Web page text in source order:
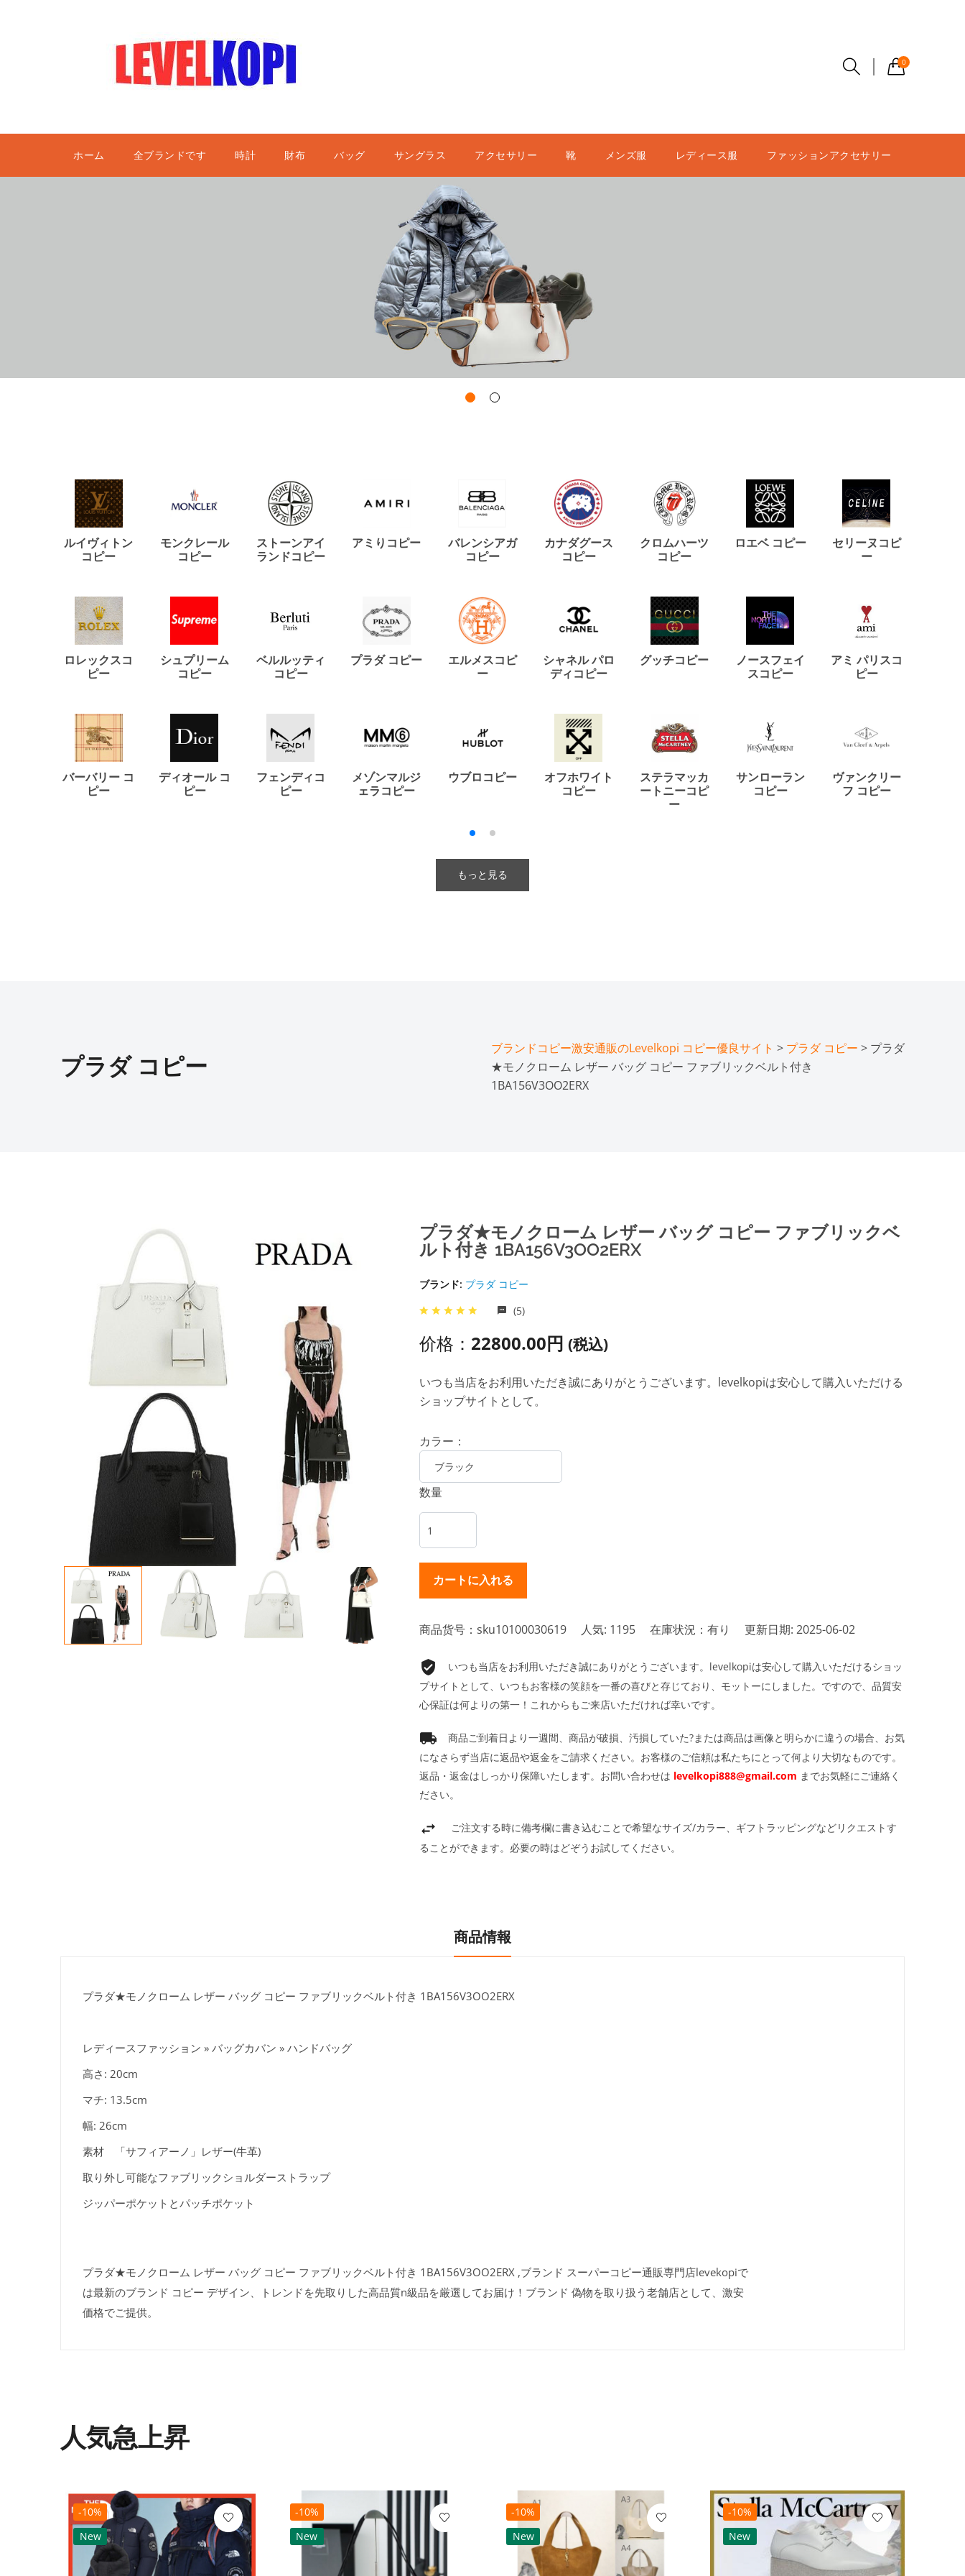
0
ホーム 全ブランドです 時計 財布 バッグ サングラス アクセサリー 靴 メンズ服 レディース服 ファッションアクセサリー
ルイヴィトン
コピー
モンクレール
コピー
ストーンアイ
ランドコピー
アミりコピー
バレンシアガ
コピー
カナダグース
コピー
クロムハーツ
コピー
ロエベ コピー
セリーヌコピ
ー
ロレックスコ
ピー
シュプリーム
コピー
ベルルッティ
コピー
プラダ コピー
エルメスコピ
ー
シャネル パロ
ディコピー
グッチコピー
ノースフェイ
スコピー
アミ パリスコ
ピー
バーバリー コ
ピー
ディオール コ
ピー
フェンディコ
ピー
メゾンマルジ
ェラコピー
ウブロコピー
オフホワイト
コピー
ステラマッカ
ートニーコピ
ー
サンローラン
コピー
ヴァンクリー
フ コピー
もっと見る
プラダ コピー
ブランドコピー激安通販のLevelkopi コピー優良サイト > プラダ コピー > プラダ
★モノクローム レザー バッグ コピー ファブリックベルト付き
1BA156V3OO2ERX
プラダ★モノクローム レザー バッグ コピー ファブリックベ
ルト付き 1BA156V3OO2ERX
ブランド: プラダ コピー
(5)
价格： 22800.00円 (税込)
いつも当店をお利用いただき誠にありがとうございます。levelkopiは安心して購入いただける
ショップサイトとして。
カラー：
数量
商品货号：sku10100030619 人気: 1195 在庫状況：有り 更新日期: 2025-06-02
いつも当店をお利用いただき誠にありがとうございます。levelkopiは安心して購入いただけるショッ
プサイトとして、いつもお客様の笑顔を一番の喜びと存じており、モットーにしました。ですので、品質安
心保証は何よりの第一！これからもご来店いただければ幸いです。
商品ご到着日より一週間、商品が破損、汚損していた?または商品は画像と明らかに違うの場合、お気
になさらず当店に返品や返金をご請求ください。お客様のご信頼は私たちにとって何より大切なものです。
返品・返金はしっかり保障いたします。お問い合わせは levelkopi888@gmail.com までお気軽にご連絡く
ださい。
ご注文する時に備考欄に書き込むことで希望なサイズ/カラー、ギフトラッピングなどリクエストす
ることができます。必要の時はどぞうお試してください。
商品情報
プラダ★モノクローム レザー バッグ コピー ファブリックベルト付き 1BA156V3OO2ERX
レディースファッション » バッグカバン » ハンドバッグ
高さ: 20cm
マチ: 13.5cm
幅: 26cm
素材 「サフィアーノ」レザー(牛革)
取り外し可能なファブリックショルダーストラップ
ジッパーポケットとパッチポケット
プラダ★モノクローム レザー バッグ コピー ファブリックベルト付き 1BA156V3OO2ERX ,ブランド スーパーコピー通販専門店levekopiで
は最新のブランド コピー デザイン、トレンドを先取りした高品質n級品を厳選してお届け！ブランド 偽物を取り扱う老舗店として、激安
価格でご提供。
人気急上昇
-10%
New
-10%
New
-10%
New
-10%
New